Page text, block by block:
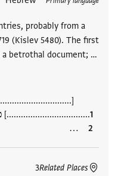
probably from a
(Kislev 5480). The first
betrothal document; …
...................................]
…
Related Places
3